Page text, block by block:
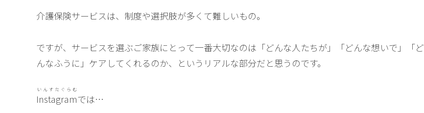
介護保険サービスは、制度や選択肢が多くて難しいもの。
ですが、サービスを選ぶご家族にとって一番大切なのは「どんな人たちが」「どんな想いで」「ど
んなふうに」ケアしてくれるのか、というリアルな部分だと思うのです。
Instagram
いんすたぐらむ
では…